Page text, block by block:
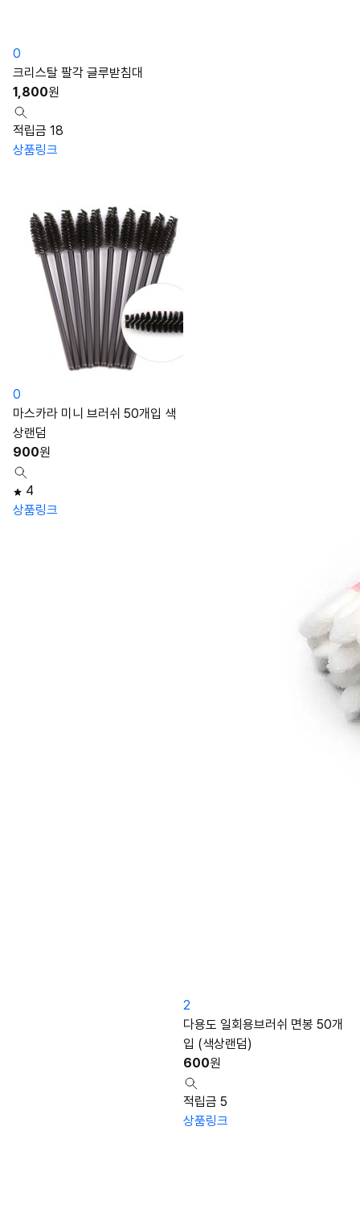
0
크리스탈 팔각 글루받침대
1,800원
적립금 18
상품링크
0
마스카라 미니 브러쉬 50개입 색
상랜덤
900원
4
상품링크
2
다용도 일회용브러쉬 면봉 50개
입 (색상랜덤)
600원
적립금 5
상품링크